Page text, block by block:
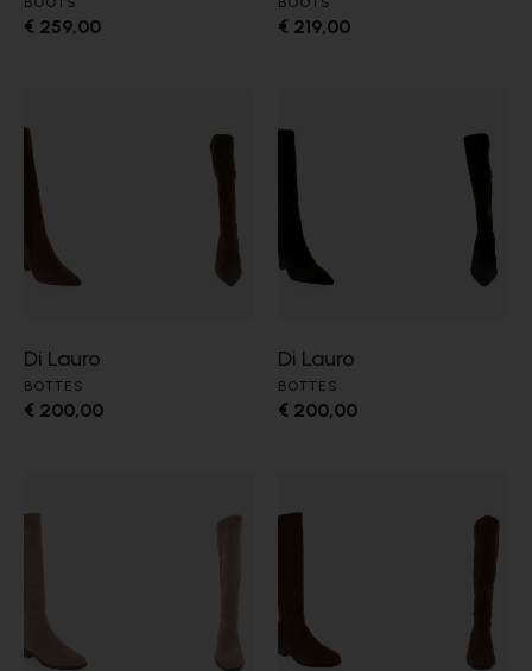
€ 259,00 € 219,00
Di Lauro
BOTTES
€ 200,00
Di Lauro
BOTTES
€ 200,00